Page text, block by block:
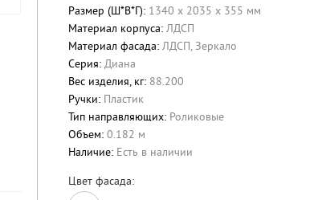
Размер (Ш*В*Г): 1340 x 2035 x 355 мм
Материал корпуса: ЛДСП
Материал фасада: ЛДСП,Зеркало
Серия: Диана
Вес изделия, кг: 88.200
Ручки: Пластик
Тип направляющих: Роликовые
Объем: 0.182 м
Наличие: Есть в наличии
Цвет фасада: